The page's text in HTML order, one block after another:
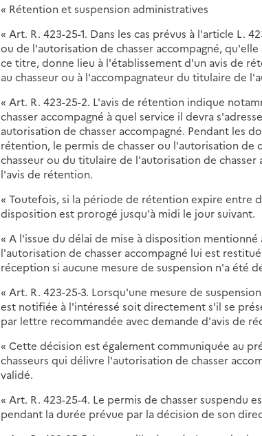
« Rétention et suspension administratives
« Art. R. 423-25-1. Dans les cas prévus à l'article L.
ou de l'autorisation de chasser accompagné,
ce titre, donne lieu à l'établissement d'un avis de
au chasseur ou à l'accompagnateur du titulaire de
« Art. R. 423-25-2. L'avis de rétention indique
chasser accompagné à quel service il devra
autorisation de chasser accompagné. Pendant les
rétention, le permis de chasser ou l'autorisation de
chasseur ou du titulaire de l'autorisation de chasser
l'avis de rétention.
« Toutefois, si la période de rétention expire entre
disposition est prorogé jusqu'à midi le jour suivant.
« A l'issue du délai de mise à disposition
l'autorisation de chasser accompagné lui est
réception si aucune mesure de suspension n'a été
« Art. R. 423-25-3. Lorsqu'une mesure de
est notifiée à l'intéressé soit directement s'il se
par lettre recommandée avec demande d'avis de
« Cette décision est également communiquée au
chasseurs qui délivre l'autorisation de chasser
validé.
« Art. R. 423-25-4. Le permis de chasser suspendu
pendant la durée prévue par la décision de son